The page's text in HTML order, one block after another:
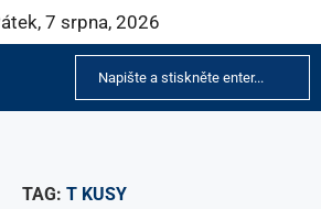
7 srpna, 2026
TAG: T KUSY